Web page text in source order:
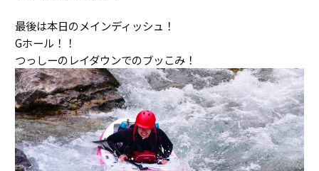
最後は本日のメインディッシュ！
Gホール！！
つっしーのレイダウンでのブッこみ！